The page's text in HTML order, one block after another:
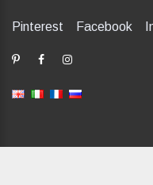
Pinterest Facebook
dP Motion Media. Via La